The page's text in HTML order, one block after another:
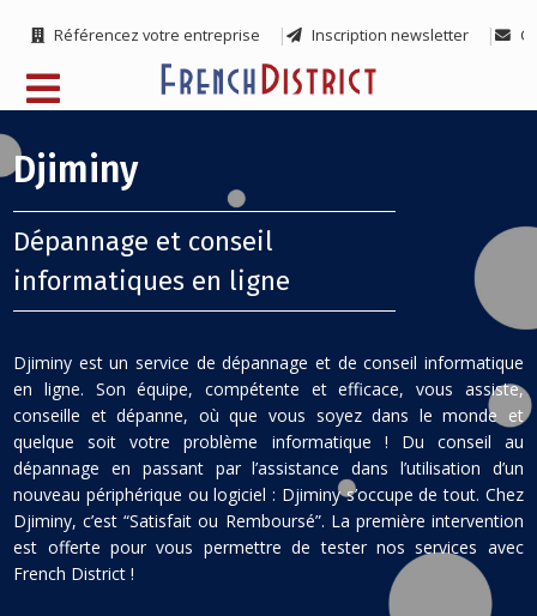
Référencez votre entreprise Inscription newsletter
Djiminy
Dépannage et conseil
informatiques en ligne
Djiminy est un service de dépannage et de conseil informatique
en ligne. Son équipe, compétente et efficace, vous assiste,
conseille et dépanne, où que vous soyez dans le monde et
quelque soit votre problème informatique ! Du conseil au
dépannage en passant par l’assistance dans l’utilisation d’un
nouveau périphérique ou logiciel : Djiminy s’occupe de tout. Chez
Djiminy, c’est “Satisfait ou Remboursé”. La première intervention
est offerte pour vous permettre de tester nos services avec
French District !